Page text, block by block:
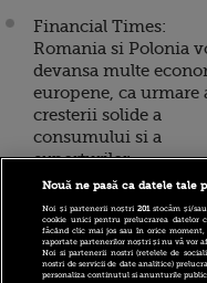
Financial Times:
Romania si Polonia
devansa multe
europene, ca urmare
cresterii solide a
consumului si a
exporturilor
pierdut aproape
de miliard de euro
cauza sanctiunilor
Nouă ne pasă ca datele tale
Noi și partenerii noștri201stocăm și/
cookie unici pentru prelucrarea datelor
făcând clic mai jos sau în orice
raportate partenerilor noștri și nu vă vor
Noi si partenerii nostri (retelele de
nostri de servicii de date analitice)
personaliza continutul si anunturile